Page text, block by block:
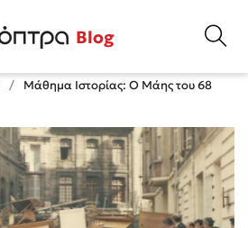
Blog
Μάθημα Ιστορίας: Ο Μάης του 68